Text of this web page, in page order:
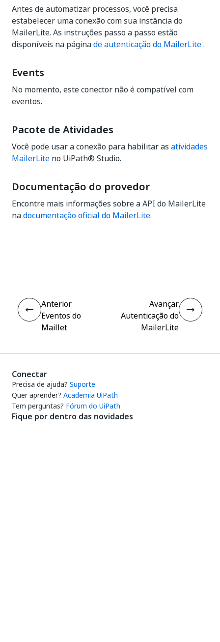
Antes de automatizar processos, você precisa
estabelecer uma conexão com sua instância do
MailerLite. As instruções passo a passo estão
disponíveis na páginade autenticação do MailerLite.
Events
No momento, este conector não é compatível com
eventos.
Pacote de Atividades
Você pode usar a conexão para habilitar as atividades
MailerLite no UiPath® Studio.
Documentação do provedor
Encontre mais informações sobre a API do MailerLite
nadocumentação oficial do MailerLite.
Anterior
Eventos do
Maillet
Avançar
Autenticação do
MailerLite
Conectar
Precisa de ajuda? Suporte
Quer aprender? Academia UiPath
Tem perguntas? Fórum do UiPath
Fique por dentro das novidades